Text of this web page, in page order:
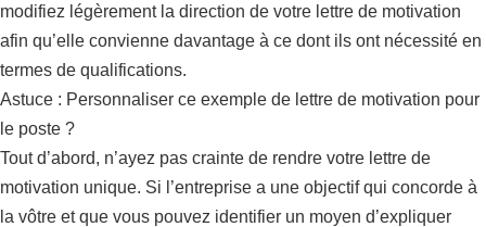
modifiez légèrement la direction de votre lettre de motivation
afin qu’elle convienne davantage à ce dont ils ont nécessité en
termes de qualifications.
Astuce : Personnaliser ce exemple de lettre de motivation pour
le poste ?
Tout d’abord, n’ayez pas crainte de rendre votre lettre de
motivation unique. Si l’entreprise a une objectif qui concorde à
la vôtre et que vous pouvez identifier un moyen d’expliquer